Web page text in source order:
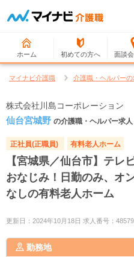
ホーム 初めての方へ 面談
マイナビ介護職 介護職・ヘルパーの
株式会社川島コーポレーション
仙台宮城野 の介護職・ヘルパー求人
正社員(正職員) 有料老人ホーム
【宮城県／仙台市】テレ
おなじみ！日勤のみ、オ
なしの有料老人ホーム
更新日：2024年10月18日 求人番号：
勤務地